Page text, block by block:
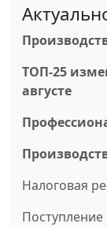
ТОП-25
августе
Налоговая
Поступление